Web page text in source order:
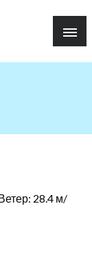
28.4 м/